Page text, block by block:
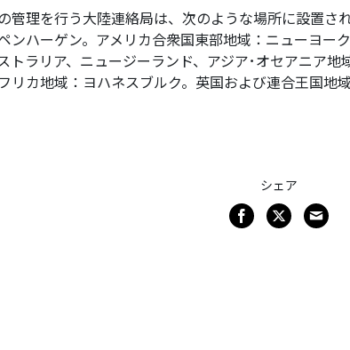
管理を行う大陸連絡局は、次のような場所に設置さ
ンハーゲン。アメリカ合衆国東部地域：ニューヨー
トラリア、ニュージーランド、アジア･オセアニア
リカ地域：ヨハネスブルク。英国および連合王国地
シェア